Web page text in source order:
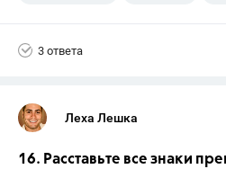
3 ответа
Леха Лешка
16. Расставьте все знаки